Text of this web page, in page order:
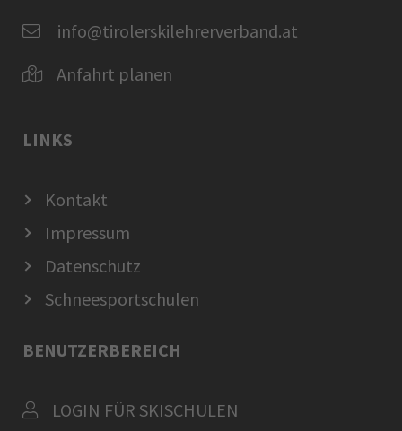
info@tirolerskilehrerverband.at
Anfahrt planen
LINKS
Kontakt
Impressum
Datenschutz
Schneesportschulen
BENUTZERBEREICH
LOGIN FÜR SKISCHULEN